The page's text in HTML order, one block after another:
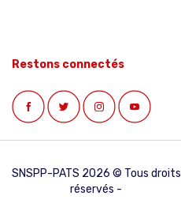
Restons connectés
SNSPP-PATS 2026 © Tous droits
réservés -